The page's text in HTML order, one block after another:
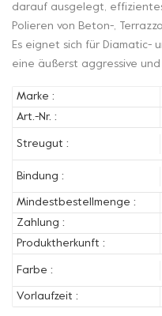
darauf ausgelegt,
Polieren von Beton-,
Es eignet sich für Diamatic-
eine äußerst aggressive
Marke :
Art.-Nr. :
Streugut :
Bindung :
Mindestbestellmenge :
Zahlung :
Produktherkunft :
Farbe :
Vorlaufzeit :